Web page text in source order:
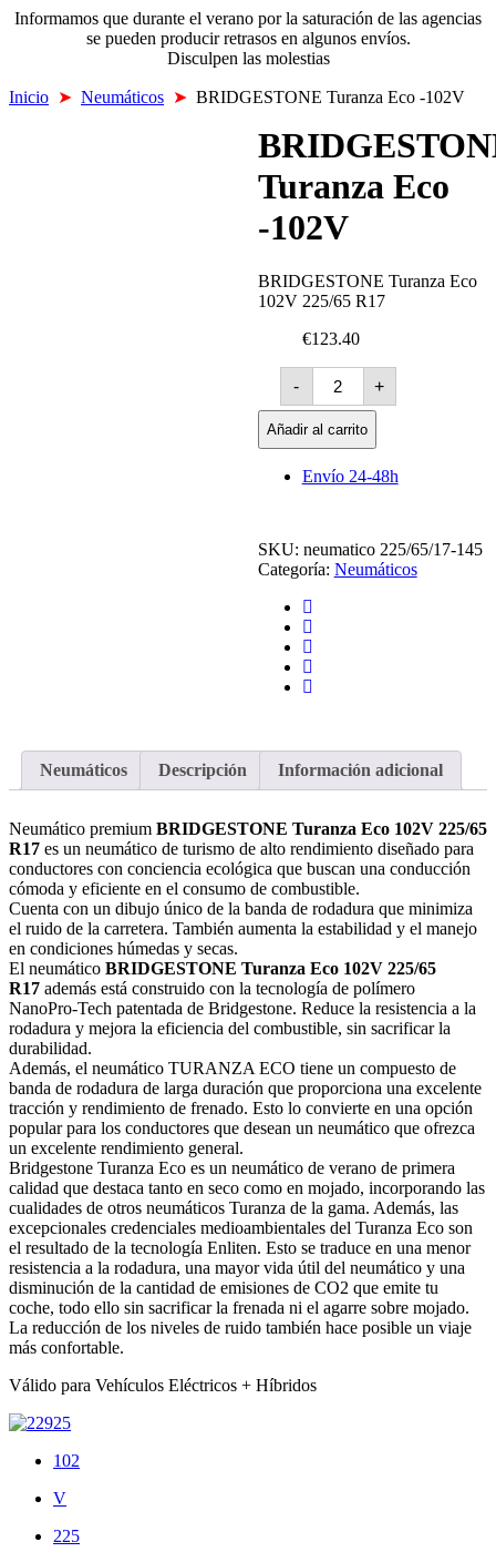
Informamos que durante el verano por la saturación de las agencias
se pueden producir retrasos en algunos envíos.
Disculpen las molestias
Inicio ➤ Neumáticos ➤ BRIDGESTONE Turanza Eco -102V
Turanza Eco
-102V
BRIDGESTONE Turanza Eco
102V 225/65 R17
€123.40
-
BRIDGESTONE
Turanza
Eco
-102V
cantidad
+
Añadir al carrito
Envío 24-48h
SKU: neumatico 225/65/17-145
Categoría: Neumáticos
Neumáticos Descripción Información adicional
Neumático premium BRIDGESTONE Turanza Eco 102V 225/65
R17 es un neumático de turismo de alto rendimiento diseñado para
conductores con conciencia ecológica que buscan una conducción
cómoda y eficiente en el consumo de combustible.
Cuenta con un dibujo único de la banda de rodadura que minimiza
el ruido de la carretera. También aumenta la estabilidad y el manejo
en condiciones húmedas y secas.
El neumático BRIDGESTONE Turanza Eco 102V 225/65
R17 además está construido con la tecnología de polímero
NanoPro-Tech patentada de Bridgestone. Reduce la resistencia a la
rodadura y mejora la eficiencia del combustible, sin sacrificar la
durabilidad.
Además, el neumático TURANZA ECO tiene un compuesto de
banda de rodadura de larga duración que proporciona una excelente
tracción y rendimiento de frenado. Esto lo convierte en una opción
popular para los conductores que desean un neumático que ofrezca
un excelente rendimiento general.
Bridgestone Turanza Eco es un neumático de verano de primera
calidad que destaca tanto en seco como en mojado, incorporando las
cualidades de otros neumáticos Turanza de la gama. Además, las
excepcionales credenciales medioambientales del Turanza Eco son
el resultado de la tecnología Enliten. Esto se traduce en una menor
resistencia a la rodadura, una mayor vida útil del neumático y una
disminución de la cantidad de emisiones de CO2 que emite tu
coche, todo ello sin sacrificar la frenada ni el agarre sobre mojado.
La reducción de los niveles de ruido también hace posible un viaje
más confortable.
Válido para Vehículos Eléctricos + Híbridos
102
V
225